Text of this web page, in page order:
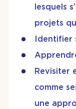
lesquels
projets
Identifier
Revisiter
comme
une